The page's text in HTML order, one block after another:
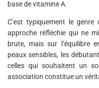
base de vitamine A.
C’est typiquement le
approche réfléchie qui ne
brute, mais sur l’équilibre
peaux sensibles, les
celles qui souhaitent un
association constitue un